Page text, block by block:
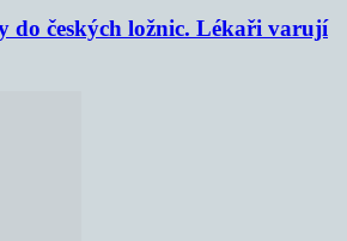
do českých ložnic. Lékaři varují